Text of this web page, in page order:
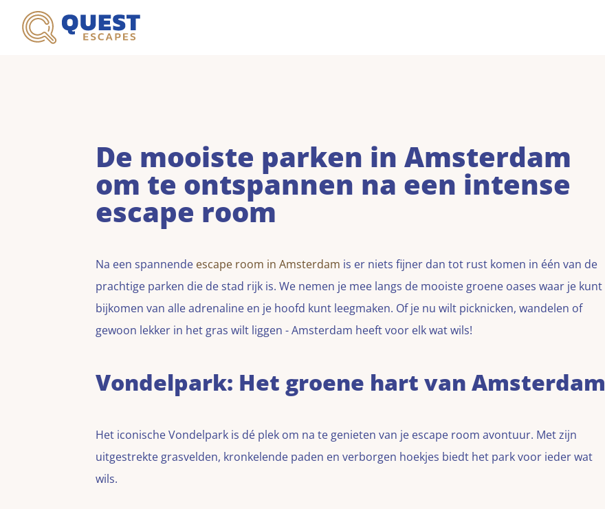
De mooiste parken in Amsterdam
om te ontspannen na een intense
escape room
Na een spannende escape room in Amsterdam is er niets fijner dan tot rust komen in één van de
prachtige parken die de stad rijk is. We nemen je mee langs de mooiste groene oases waar je kunt
bijkomen van alle adrenaline en je hoofd kunt leegmaken. Of je nu wilt picknicken, wandelen of
gewoon lekker in het gras wilt liggen - Amsterdam heeft voor elk wat wils!
Vondelpark: Het groene hart van Amsterdam
Het iconische Vondelpark is dé plek om na te genieten van je escape room avontuur. Met zijn
uitgestrekte grasvelden, kronkelende paden en verborgen hoekjes biedt het park voor ieder wat
wils.